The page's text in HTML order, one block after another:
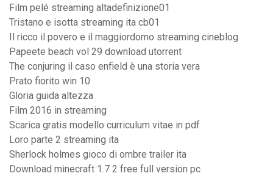
Film pelé streaming altadefinizione01
Tristano e isotta streaming ita cb01
Il ricco il povero e il maggiordomo streaming cineblog
Papeete beach vol 29 download utorrent
The conjuring il caso enfield è una storia vera
Prato fiorito win 10
Gloria guida altezza
Film 2016 in streaming
Scarica gratis modello curriculum vitae in pdf
Loro parte 2 streaming ita
Sherlock holmes gioco di ombre trailer ita
Download minecraft 1.7 2 free full version pc